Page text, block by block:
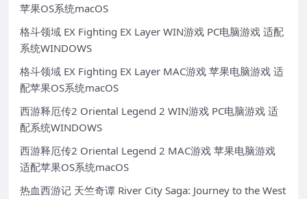
苹果OS系统macOS
格斗领域 EX Fighting EX Layer WIN游戏 PC电脑游戏 适配
系统WINDOWS
格斗领域 EX Fighting EX Layer MAC游戏 苹果电脑游戏 适
配苹果OS系统macOS
西游释厄传2 Oriental Legend 2 WIN游戏 PC电脑游戏 适
配系统WINDOWS
西游释厄传2 Oriental Legend 2 MAC游戏 苹果电脑游戏
适配苹果OS系统macOS
热血西游记 天竺奇谭 River City Saga: Journey to the West